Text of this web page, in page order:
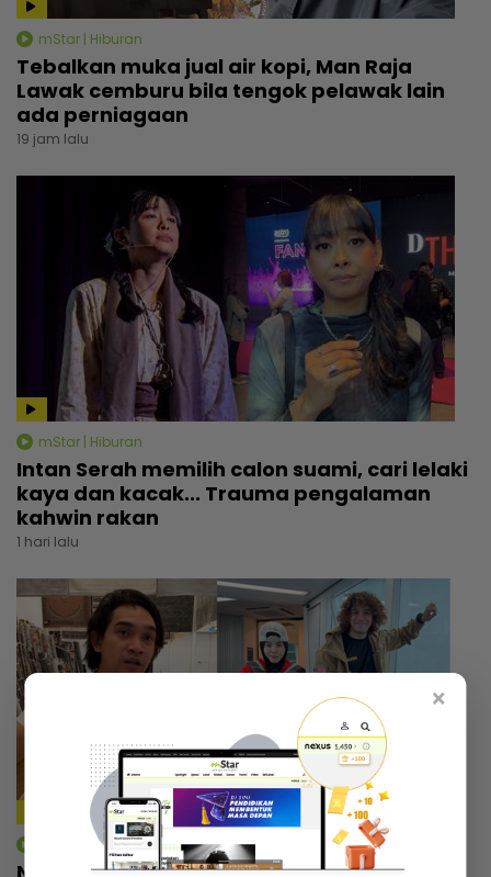
mStar | Hiburan
Tebalkan muka jual air kopi, Man Raja
Lawak cemburu bila tengok pelawak lain
ada perniagaan
19 jam lalu
mStar | Hiburan
Intan Serah memilih calon suami, cari lelaki
kaya dan kacak... Trauma pengalaman
kahwin rakan
1 hari lalu
mStar | Hiburan
×